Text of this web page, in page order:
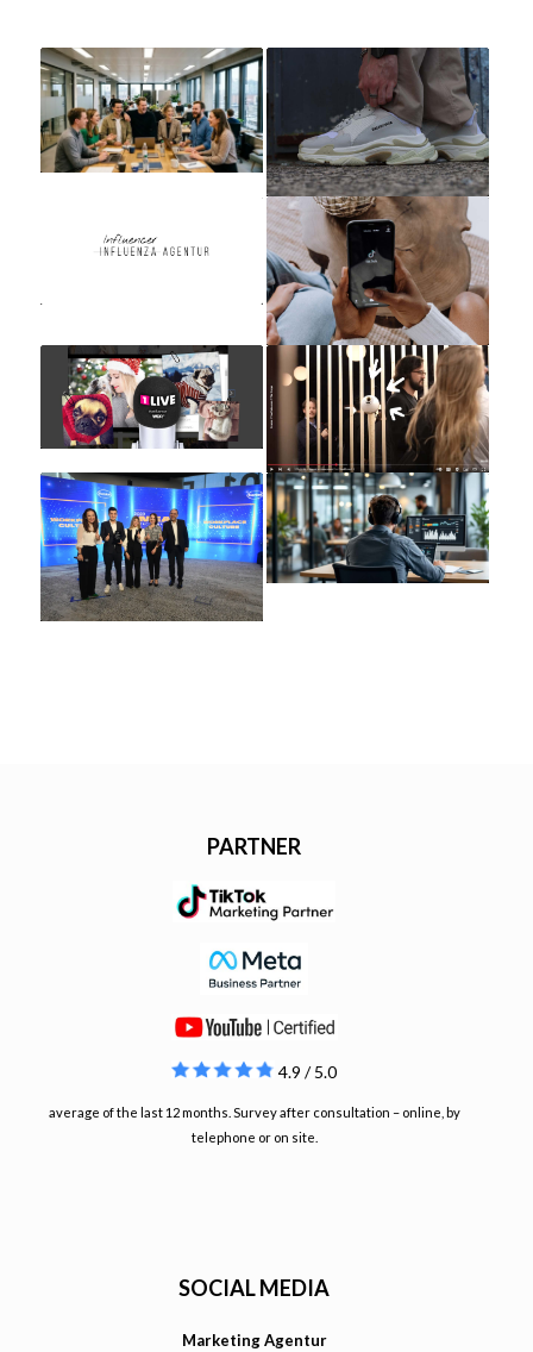
PARTNER
4.9 / 5.0
average of the last 12 months. Survey after consultation – online, by
telephone or on site.
SOCIAL MEDIA
Marketing Agentur